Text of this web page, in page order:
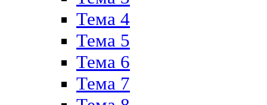
Тема 4
Тема 5
Тема 6
Тема 7